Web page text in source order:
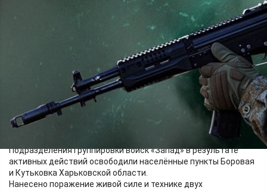
Подразделения группировки войск «Север» улучшили
тактическое положение. Нанесено поражение
формированиям двух механизированных, аэромобильной
бригад и штурмового полка ВСУ в районе населённых пунктов
Великая Писаревка, Запселье, Новая Сечь, Поповка, Хотень и
Червоная Заря Сумской области.
В Харьковской области поражены живая сила и техника
механизированной бригады ВСУ и трёх бригад теробороны в
районе населённых пунктов Бударки, Волоховка, Гранов,
Митрофановка и Рясное.
Противник потерял свыше 180 военнослужащих, боевую
бронированную машину и 11 автомобилей.
Подразделения группировки войск «Запад» в результате
активных действий освободили населённые пункты Боровая
и Кутьковка Харьковской области.
Нанесено поражение живой силе и технике двух